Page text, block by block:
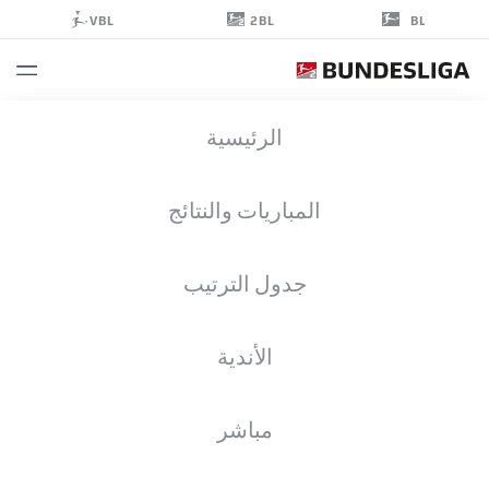
BL
2BL
VBL
الرئيسية
المباريات والنتائج
جدول الترتيب
الأندية
مباشر